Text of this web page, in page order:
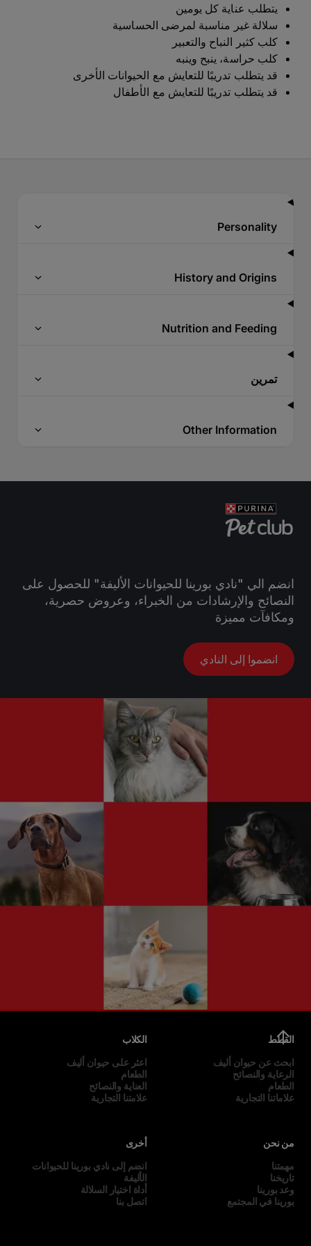
يتطلب عناية كل يومين
سلالة غير مناسبة لمرضى الحساسية
كلب كثير النباح والتعبير
كلب حراسة، ينبح وينبه
قد يتطلب تدريبًا للتعايش مع الحيوانات الأخرى
قد يتطلب تدريبًا للتعايش مع الأطفال
Personality
History and Origins
Nutrition and Feeding
تمرين
Other Information
انضم الي "نادي بورينا للحيوانات الأليفة" للحصول على
النصائح والإرشادات من الخبراء، وعروض حصرية،
ومكافآت مميزة
انضموا إلى النادي
القطط
ابحث عن حيوان أليف
الرعاية والنصائح
الطعام
علاماتنا التجارية
الكلاب
اعثر على حيوان أليف
الطعام
العناية والنصائح
علامتنا التجارية
من نحن
مهمتنا
تاريخنا
وعد بورينا
بورينا في المجتمع
أخرى
انضم إلى نادي بورينا للحيوانات
الأليفة
أداة اختيار السلالة
اتصل بنا